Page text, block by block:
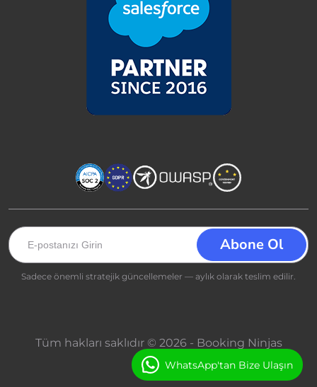
Sadece önemli stratejik güncellemeler — aylık olarak teslim edilir.
Tüm hakları saklıdır © 2026 - Booking Ninjas
WhatsApp'tan Bize Ulaşın